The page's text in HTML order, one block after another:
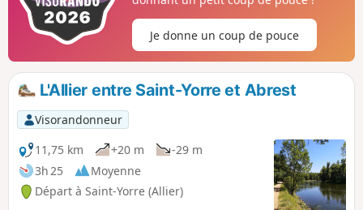
de 11 Martyrs de la Goutte Grandval et
du Château de Busset donnent à ce
circuit un attrait historique.Je donne un coup de pouce
L'Allier entre Saint-Yorre et Abrest
Visorandonneur
11,75 km
+20 m
-29 m
3h 25
Moyenne
Départ à Saint-Yorre (Allier)